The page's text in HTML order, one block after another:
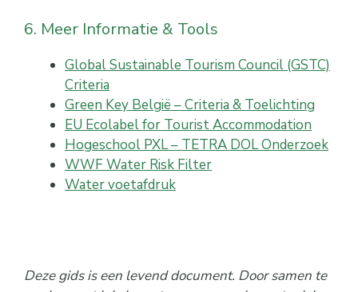
6. Meer Informatie & Tools
Global Sustainable Tourism Council (GSTC)
Criteria
Green Key België – Criteria & Toelichting
EU Ecolabel for Tourist Accommodation
Hogeschool PXL – TETRA DOL Onderzoek
WWF Water Risk Filter
Water voetafdruk
Deze gids is een levend document. Door samen te